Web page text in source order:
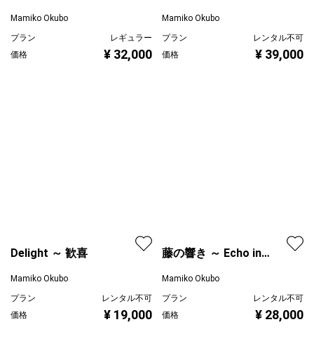
Mamiko Okubo
プラン
レギュラー
価格
¥ 32,000
Mamiko Okubo
プラン
レンタル不可
価格
¥ 39,000
Delight ～ 歓喜
Mamiko Okubo
プラン
レンタル不可
価格
¥ 19,000
藤の響き ～ Echo in
Mamiko Okubo
プラン
レンタル不可
価格
¥ 28,000